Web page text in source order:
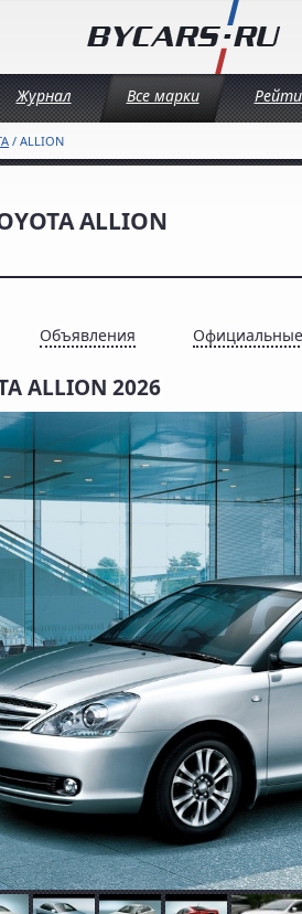
Журнал Все марки
/ ALLION
ALLION
Объявления
ALLION 2026